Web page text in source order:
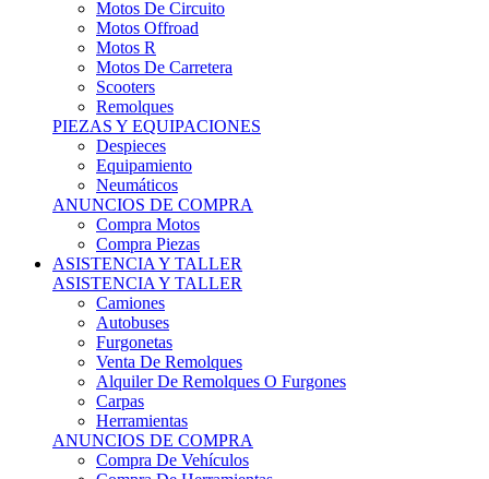
Motos R
Motos De Carretera
Scooters
Remolques
PIEZAS Y EQUIPACIONES
Despieces
Equipamiento
Neumáticos
ANUNCIOS DE COMPRA
Compra Motos
Compra Piezas
ASISTENCIA Y TALLER
ASISTENCIA Y TALLER
Camiones
Autobuses
Furgonetas
Venta De Remolques
Alquiler De Remolques O Furgones
Carpas
Herramientas
ANUNCIOS DE COMPRA
Compra De Vehículos
Compra De Herramientas